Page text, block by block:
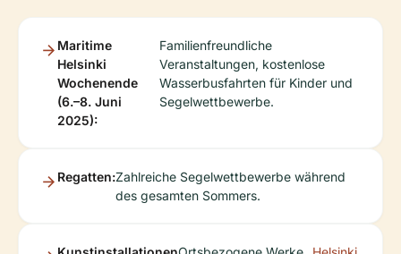
Maritime
Helsinki
Wochenende
(6.–8. Juni
2025):
Familienfreundliche
Veranstaltungen, kostenlose
Wasserbusfahrten für Kinder und
Segelwettbewerbe.
Regatten:Zahlreiche Segelwettbewerbe während
des gesamten Sommers.